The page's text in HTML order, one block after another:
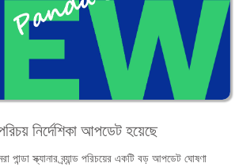
পরিচয় নির্দেশিকা আপডেট হয়েছে
পান্ডা স্ক্যানার ব্র্যান্ড পরিচয়ের একটি বড় আপডেট ঘোষণা